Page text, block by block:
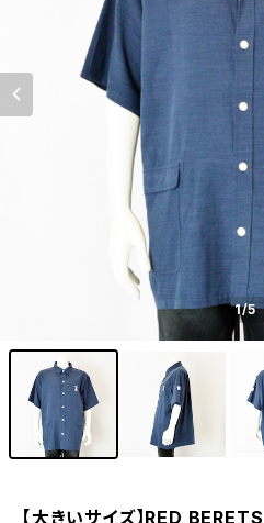
1/5
【大きいサイズ】RED